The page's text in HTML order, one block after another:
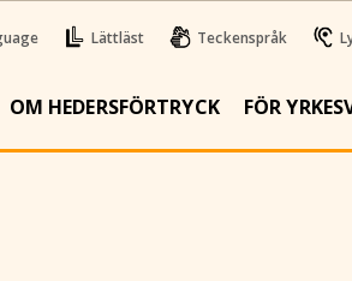
Lättläst Teckenspråk
OM HEDERSFÖRTRYCK FÖR